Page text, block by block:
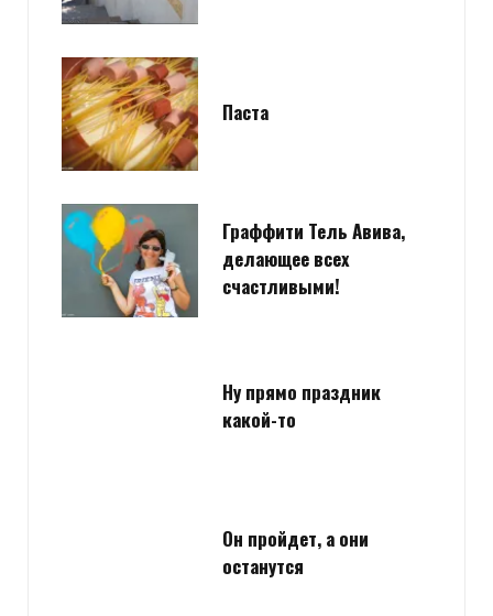
Паста
Граффити Тель Авива,
делающее всех
счастливыми!
Ну прямо праздник
какой-то
Он пройдет, а они
останутся